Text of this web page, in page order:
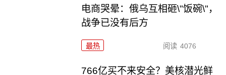
电商哭晕：俄乌互相砸\"饭碗\"，
战争已没有后方
最热 阅读 4076
766亿买不来安全？美核潜光鲜